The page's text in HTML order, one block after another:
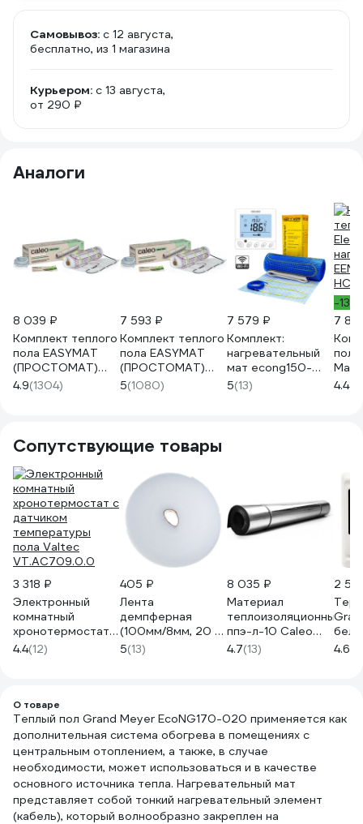
Самовывоз: c 12 августа,
бесплатно, из 1 магазина
Курьером: c 13 августа,
от 290 ₽
Аналоги
8 039 ₽
Комплект теплого
пола EASYMAT
(ПРОСТОМАТ)
140-0,5-2,4 Caleo
КА000001741
4.9(1304)
7 593 ₽
Комплект теплого
пола EASYMAT
(ПРОСТОМАТ)
180-0,5-2,0 Caleo
УП-00000367
5(1080)
7 579 ₽
Комплект:
нагревательный
мат econg150-
020,
терморегулятор
5(13)
-13%
7
Мат
4.4
Сопутствующие товары
3 318 ₽
Электронный
комнатный
хронотермостат с
датчиком
температуры
4.4(12)
405 ₽
Лента
демпферная
(100мм/8мм, 20 м)
РОСТерм DTAPE-
20
5(13)
8 035 ₽
Материал
теплоизоляционный
ппэ-л-10 Caleo
УП-00000027
4.7(13)
2
4.6
О товаре
Теплый пол Grand Meyer EcoNG170-020 применяется как
дополнительная система обогрева в помещениях с
центральным отоплением, а также, в случае
необходимости, может использоваться и в качестве
основного источника тепла. Нагревательный мат
представляет собой тонкий нагревательный элемент
(кабель), который волнообразно закреплен на